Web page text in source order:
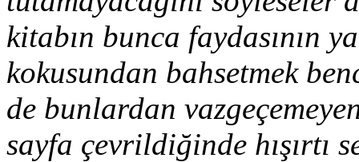
kitabın bunca faydasının
kokusundan bahsetmek
de bunlardan
sayfa çevrildiğinde hışırtı